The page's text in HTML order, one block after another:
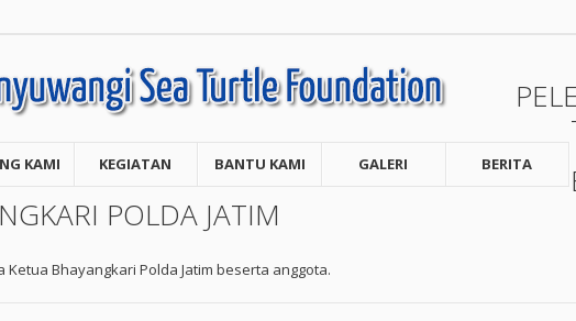
KAMI KEGIATAN BANTU KAMI GALERI BERITA
POLDA JATIM
Bhayangkari Polda Jatim beserta anggota.